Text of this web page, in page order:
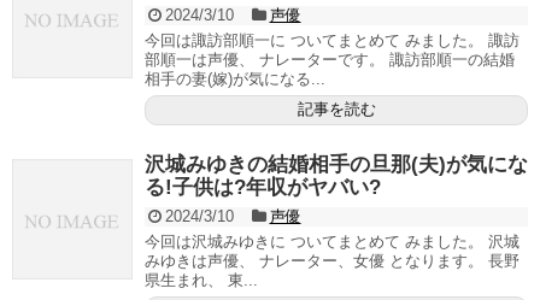
2024/3/10
声優
今回は諏訪部順一に ついてまとめて みました。 諏訪
部順一は声優、 ナレーターです。 諏訪部順一の結婚
相手の妻(嫁)が気になる...
記事を読む
沢城みゆきの結婚相手の旦那(夫)が気にな
る!子供は?年収がヤバい?
2024/3/10
声優
今回は沢城みゆきに ついてまとめて みました。 沢城
みゆきは声優、 ナレーター、女優 となります。 長野
県生まれ、 東...